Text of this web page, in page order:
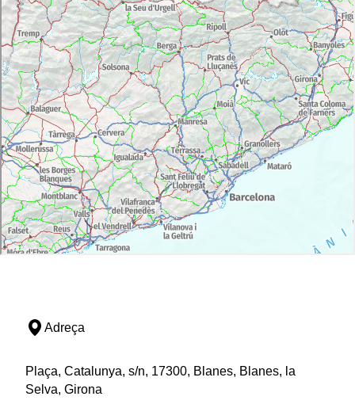
Adreça
Plaça, Catalunya, s/n, 17300, Blanes, Blanes, la
Selva, Girona